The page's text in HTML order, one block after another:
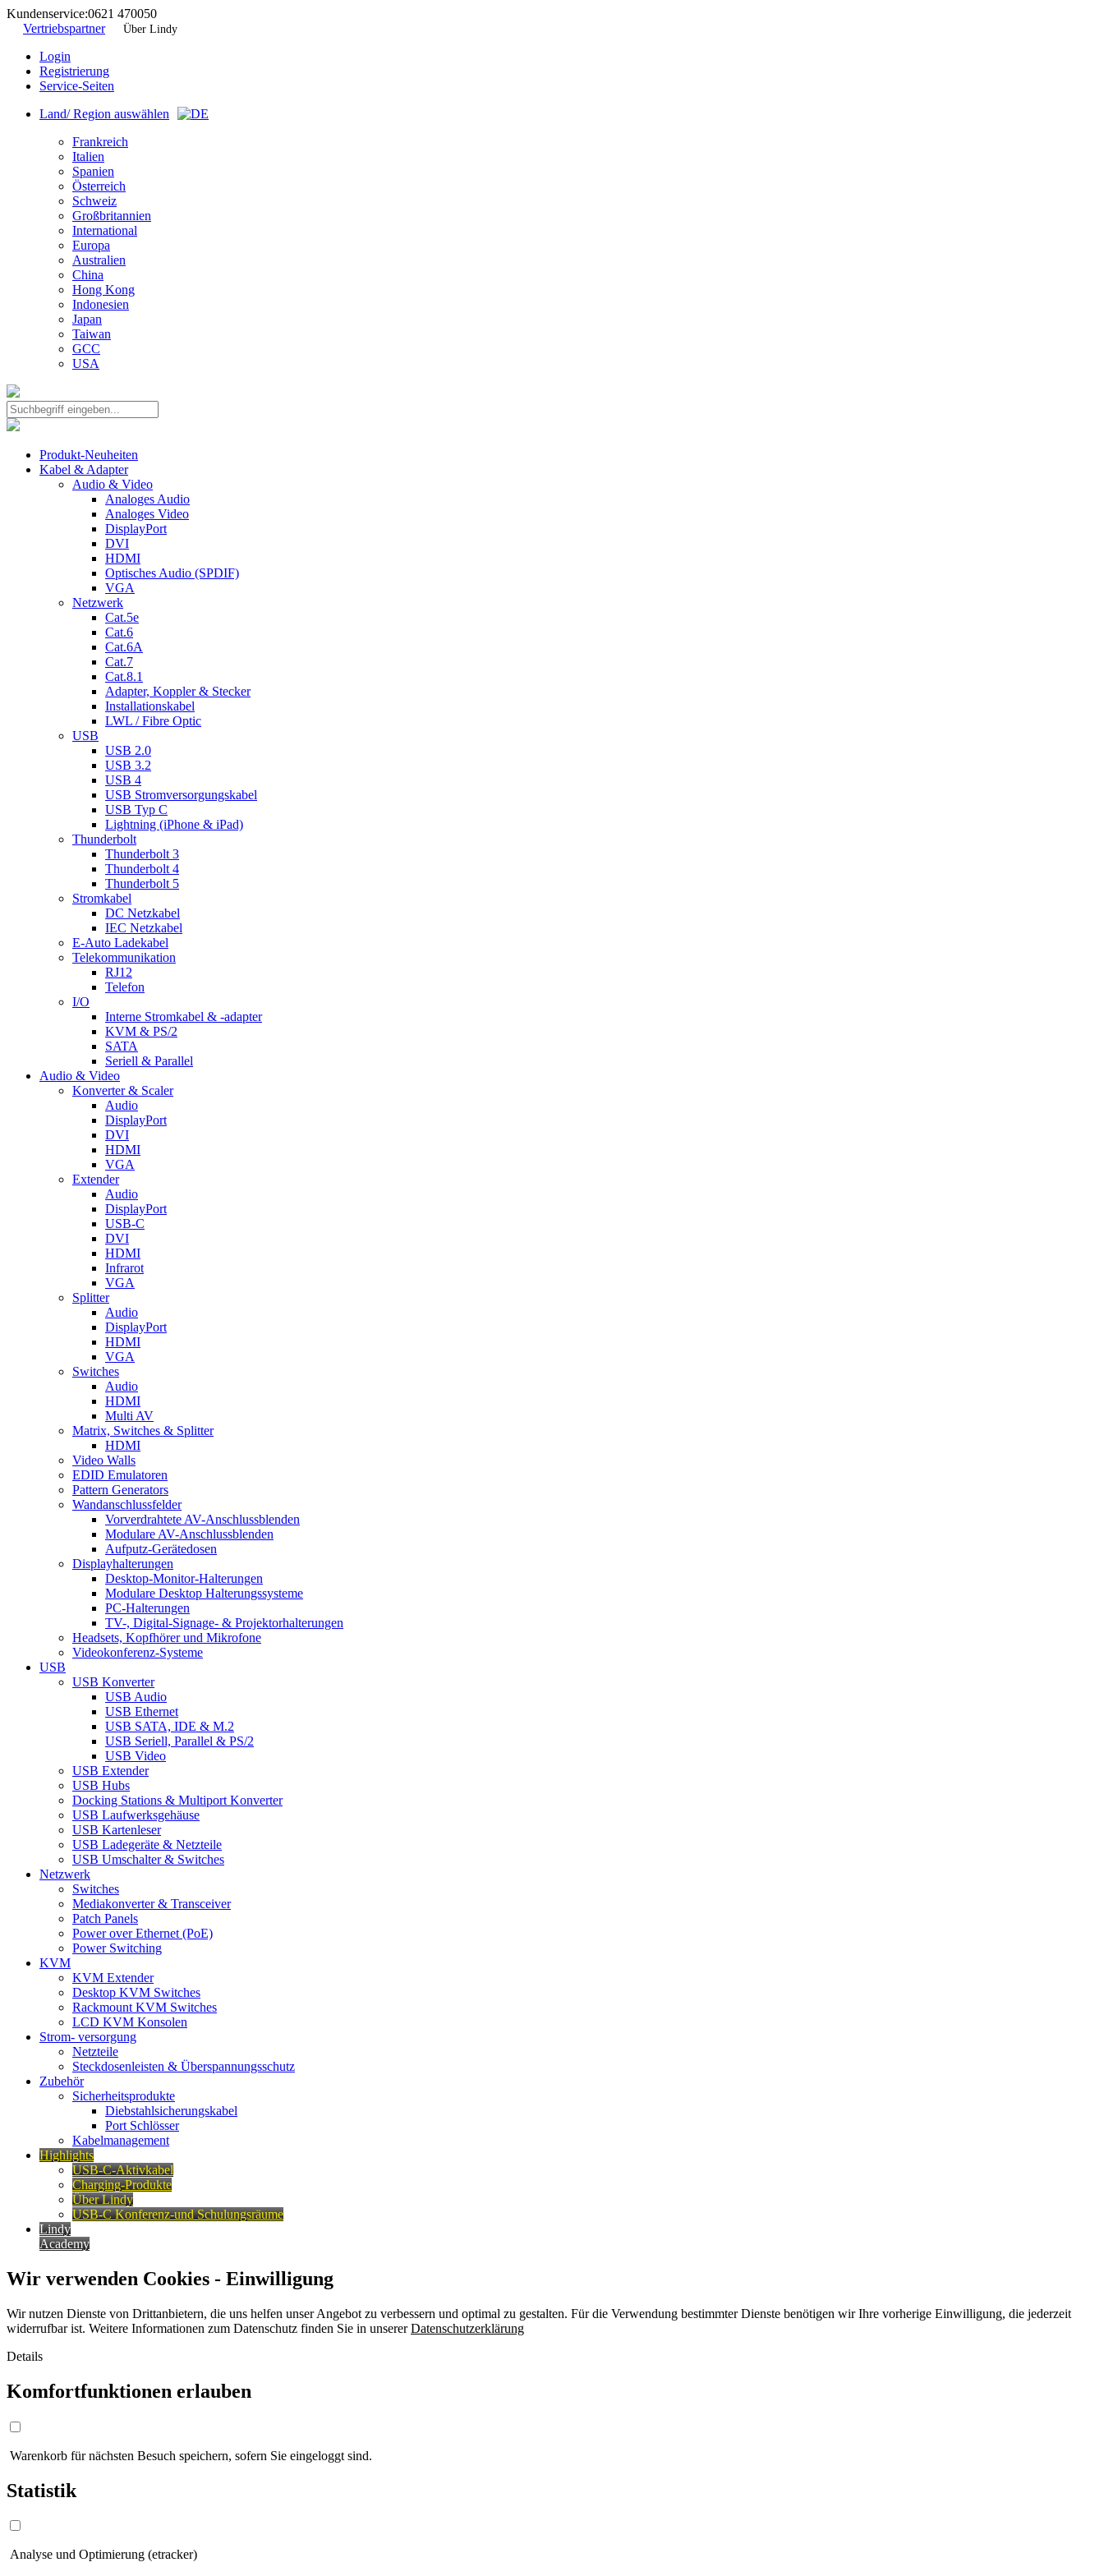
Kundenservice:0621 470050
Vertriebspartner
Über Lindy
Login
Registrierung
Service-Seiten
Land/ Region auswählen
Frankreich
Italien
Spanien
Österreich
Schweiz
Großbritannien
International
Europa
Australien
China
Hong Kong
Indonesien
Japan
Taiwan
GCC
USA
Produkt-Neuheiten
Kabel & Adapter
Audio & Video
Analoges Audio
Analoges Video
DisplayPort
DVI
HDMI
Optisches Audio (SPDIF)
VGA
Netzwerk
Cat.5e
Cat.6
Cat.6A
Cat.7
Cat.8.1
Adapter, Koppler & Stecker
Installationskabel
LWL / Fibre Optic
USB
USB 2.0
USB 3.2
USB 4
USB Stromversorgungskabel
USB Typ C
Lightning (iPhone & iPad)
Thunderbolt
Thunderbolt 3
Thunderbolt 4
Thunderbolt 5
Stromkabel
DC Netzkabel
IEC Netzkabel
E-Auto Ladekabel
Telekommunikation
RJ12
Telefon
I/O
Interne Stromkabel & -adapter
KVM & PS/2
SATA
Seriell & Parallel
Audio & Video
Konverter & Scaler
Audio
DisplayPort
DVI
HDMI
VGA
Extender
Audio
DisplayPort
USB-C
DVI
HDMI
Infrarot
VGA
Splitter
Audio
DisplayPort
HDMI
VGA
Switches
Audio
HDMI
Multi AV
Matrix, Switches & Splitter
HDMI
Video Walls
EDID Emulatoren
Pattern Generators
Wandanschlussfelder
Vorverdrahtete AV-Anschlussblenden
Modulare AV-Anschlussblenden
Aufputz-Gerätedosen
Displayhalterungen
Desktop-Monitor-Halterungen
Modulare Desktop Halterungssysteme
PC-Halterungen
TV-, Digital-Signage- & Projektorhalterungen
Headsets, Kopfhörer und Mikrofone
Videokonferenz-Systeme
USB
USB Konverter
USB Audio
USB Ethernet
USB SATA, IDE & M.2
USB Seriell, Parallel & PS/2
USB Video
USB Extender
USB Hubs
Docking Stations & Multiport Konverter
USB Laufwerksgehäuse
USB Kartenleser
USB Ladegeräte & Netzteile
USB Umschalter & Switches
Netzwerk
Switches
Mediakonverter & Transceiver
Patch Panels
Power over Ethernet (PoE)
Power Switching
KVM
KVM Extender
Desktop KVM Switches
Rackmount KVM Switches
LCD KVM Konsolen
Strom- versorgung
Netzteile
Steckdosenleisten & Überspannungsschutz
Zubehör
Sicherheitsprodukte
Diebstahlsicherungskabel
Port Schlösser
Kabelmanagement
Highlights
USB-C-Aktivkabel
Charging-Produkte
Über Lindy
USB-C Konferenz-und Schulungsräume
Lindy
Academy
Wir verwenden Cookies - Einwilligung
Wir nutzen Dienste von Drittanbietern, die uns helfen unser Angebot zu verbessern und optimal zu gestalten. Für die Verwendung bestimmter Dienste benötigen wir Ihre vorherige Einwilligung, die jederzeit
widerrufbar ist. Weitere Informationen zum Datenschutz finden Sie in unsererDatenschutzerklärung
Details
Komfortfunktionen erlauben
Warenkorb für nächsten Besuch speichern, sofern Sie eingeloggt sind.
Statistik
Analyse und Optimierung (etracker)